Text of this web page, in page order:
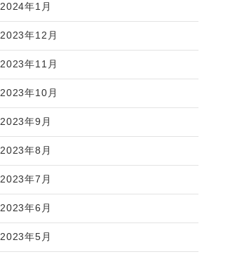
2024年1月
2023年12月
2023年11月
2023年10月
2023年9月
2023年8月
2023年7月
2023年6月
2023年5月